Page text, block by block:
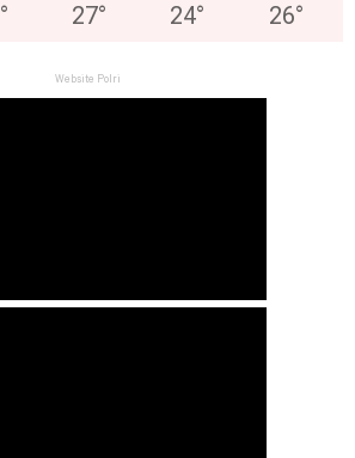
° 27° 24° 26°
Website Polri